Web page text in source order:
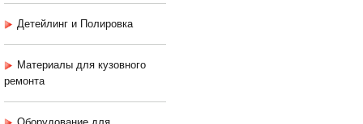
Детейлинг и Полировка
Материалы для кузовного
ремонта